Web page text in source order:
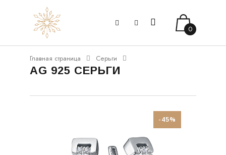
0
Главная страница Серьги
AG 925 СЕРЬГИ
-45%